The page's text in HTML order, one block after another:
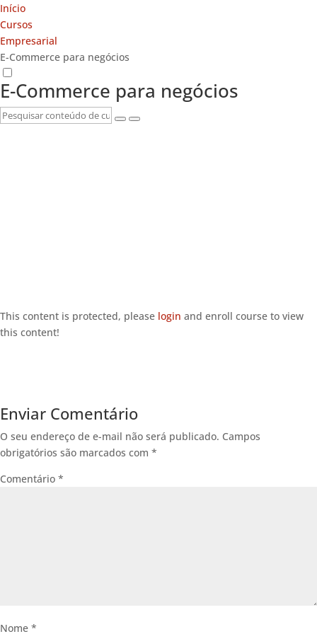
Início
Cursos
Empresarial
E-Commerce para negócios
E-Commerce para negócios
This content is protected, please login and enroll course to view
this content!
Enviar Comentário
O seu endereço de e-mail não será publicado. Campos
obrigatórios são marcados com *
Comentário *
Nome *